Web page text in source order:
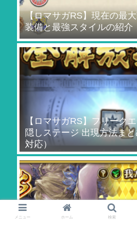
【ロマサガRS】現在の最
装備と最強スタイルの紹介
【ロマサガRS】フリーク
隠しステージ 出現方法ま
対応）
メニュー ホーム 検索